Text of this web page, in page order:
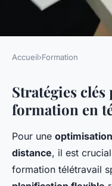
Optimiser la
un
Stratégies
Adrien• 24 avril 2025 • 6
Accueil›Formation
Stratégies
formation en
Pour une
distance, il est
formation télétravail